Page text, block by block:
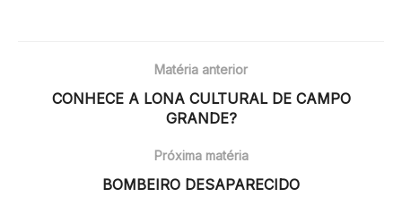
Matéria anterior
CONHECE A LONA CULTURAL DE CAMPO
GRANDE?
Próxima matéria
BOMBEIRO DESAPARECIDO